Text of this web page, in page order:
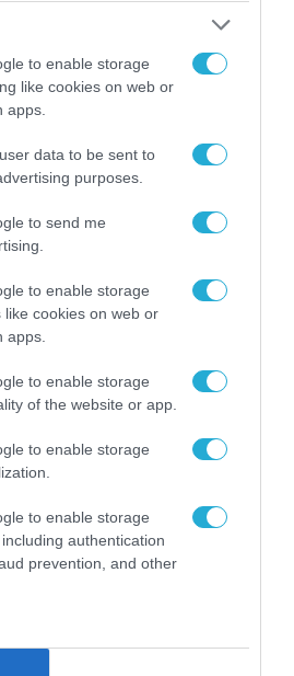
to enable storage
like cookies on web or
apps.
data to be sent to
purposes.
to send me
to enable storage
like cookies on web or
apps.
to enable storage
of the website or app.
to enable storage
to enable storage
authentication
prevention, and other
Η ανάρτηση του Αρκά για
στις πυρκαγιές της
«αντίο» στον πρώην
(φωτο)